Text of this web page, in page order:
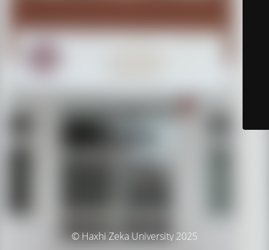
© Haxhi Zeka University 2025